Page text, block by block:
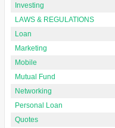
Investing
LAWS & REGULATIONS
Loan
Marketing
Mobile
Mutual Fund
Networking
Personal Loan
Quotes